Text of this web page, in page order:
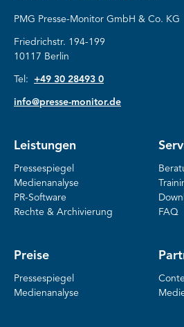
PMG Presse-Monitor GmbH & Co. KG
Friedrichstr. 194-199
10117 Berlin
Tel: +49 30 28493 0
info@presse-monitor.de
Leistungen
Pressespiegel
Medienanalyse
PR-Software
Rechte & Archivierung
FAQ
Preise
Pressespiegel
Medienanalyse